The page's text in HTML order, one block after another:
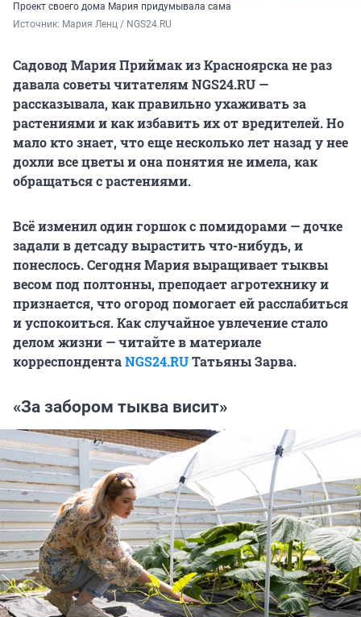
Проект своего дома Мария придумывала сама
Источник: Мария Ленц / NGS24.RU
Садовод Мария Приймак из Красноярска не раз
давала советы читателям NGS24.RU —
рассказывала, как правильно ухаживать за
растениями и как избавить их от вредителей. Но
мало кто знает, что еще несколько лет назад у нее
дохли все цветы и она понятия не имела, как
обращаться с растениями.
Всё изменил один горшок с помидорами — дочке
задали в детсаду вырастить что-нибудь, и
понеслось. Сегодня Мария выращивает тыквы
весом под полтонны, преподает агротехнику и
признается, что огород помогает ей расслабиться
и успокоиться. Как случайное увлечение стало
делом жизни — читайте в материале
корреспондентаNGS24.RUТатьяны Зарва.
«За забором тыква висит»